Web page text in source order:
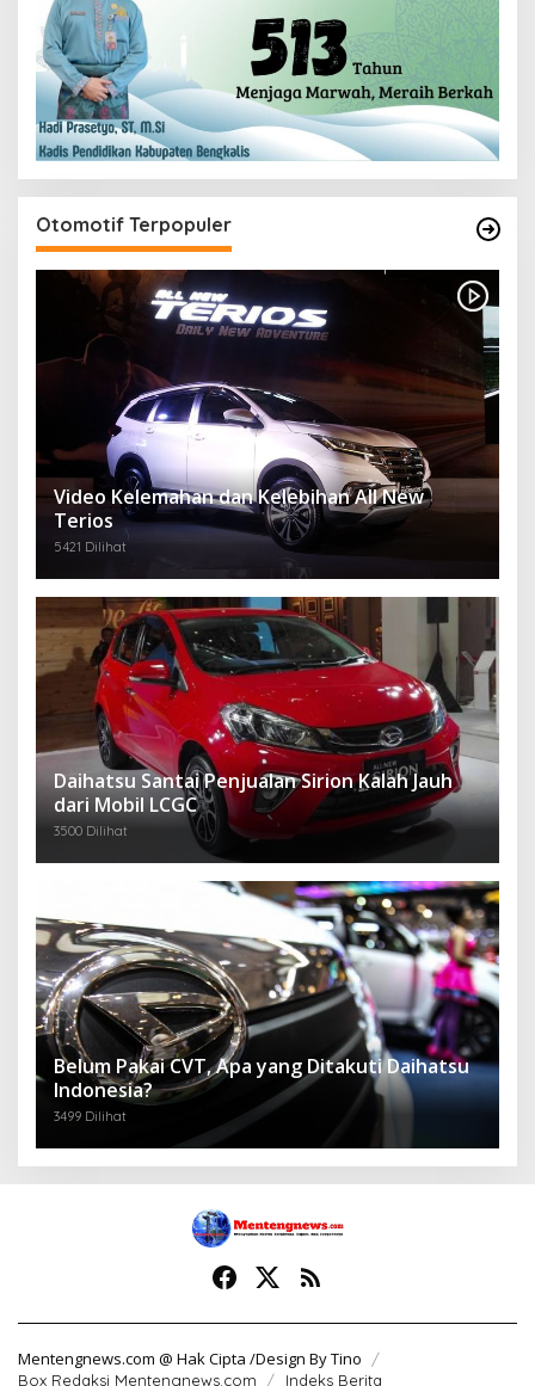
Otomotif Terpopuler
Video Kelemahan dan Kelebihan All New
Terios
5421 Dilihat
Daihatsu Santai Penjualan Sirion Kalah Jauh
dari Mobil LCGC
3500 Dilihat
Belum Pakai CVT, Apa yang Ditakuti Daihatsu
Indonesia?
3499 Dilihat
Mentengnews.com @ Hak Cipta /Design By Tino
Box Redaksi Mentengnews.com Indeks Berita